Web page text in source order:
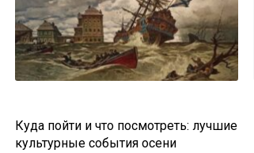
Куда пойти и что посмотреть: лучшие
культурные события осени